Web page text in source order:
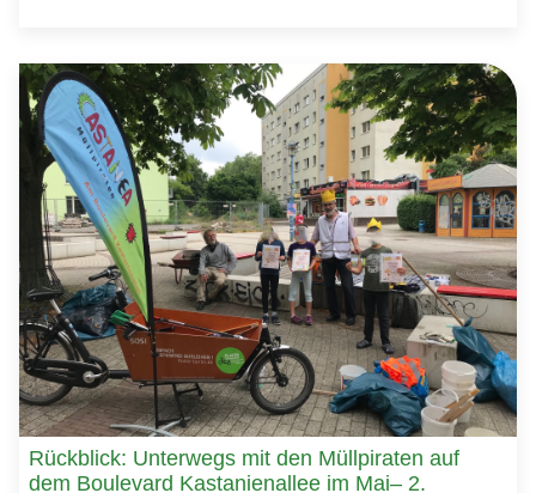
Rückblick: Unterwegs mit den Müllpiraten auf
dem Boulevard Kastanienallee im Mai– 2.